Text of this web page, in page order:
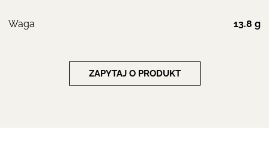
Waga 13.8 g
ZAPYTAJ O PRODUKT